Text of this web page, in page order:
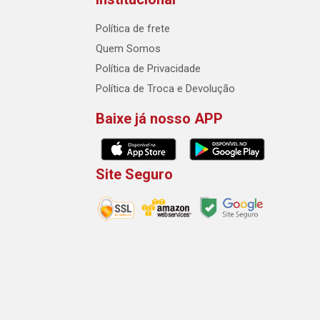
Política de frete
Quem Somos
Política de Privacidade
Política de Troca e Devolução
Baixe já nosso APP
Site Seguro